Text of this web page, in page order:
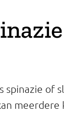
spinazie of
meerdere